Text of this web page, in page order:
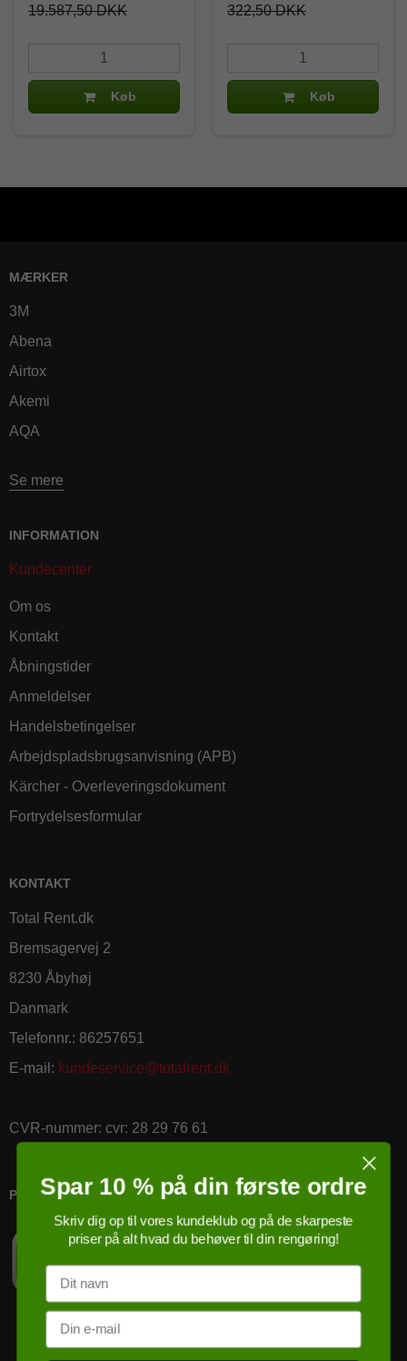
19.587,50 DKK
Køb
322,50 DKK
Køb
MÆRKER
3M
Abena
Airtox
Akemi
AQA
Se mere
INFORMATION
Kundecenter
Om os
Kontakt
Åbningstider
Anmeldelser
Handelsbetingelser
Arbejdspladsbrugsanvisning (APB)
Kärcher - Overleveringsdokument
Fortrydelsesformular
KONTAKT
Total Rent.dk
Bremsagervej 2
8230 Åbyhøj
Danmark
Telefonnr.: 86257651
E-mail : kundeservice@totalrent.dk
CVR-nummer: cvr: 28 29 76 61
PRICERUNNER KØBSGARANTI
Spar 10 % på din første ordre
Skriv dig op til vores kundeklub og på de skarpeste
priser på alt hvad du behøver til din rengøring!
Navn
Email